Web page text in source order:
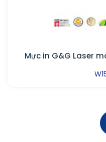
Mực in G&G Laser